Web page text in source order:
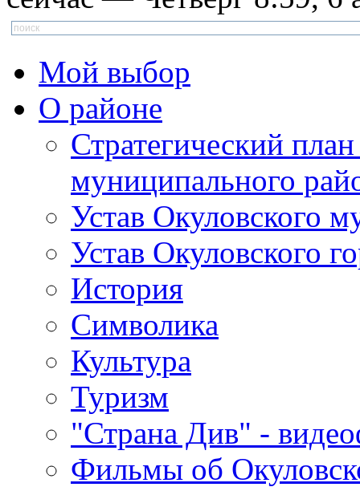
Мой выбор
О районе
Стратегический
муниципального
Устав Окуловского
Устав Окуловского
История
Символика
Культура
Туризм
"Страна Див" -
Фильмы об